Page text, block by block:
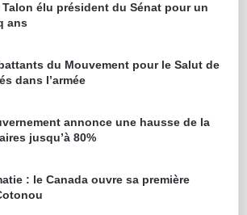
élu président du Sénat pour un
ans
du Mouvement pour le Salut de
dans l’armée
annonce une hausse de la
jusqu’à 80%
: le Canada ouvre sa première